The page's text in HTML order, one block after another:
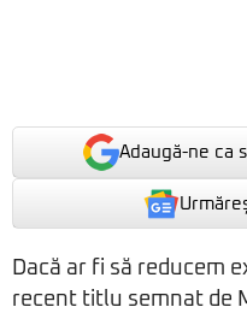
Adaugă-ne ca
Dacă ar fi să reducem
recent titlu semnat de